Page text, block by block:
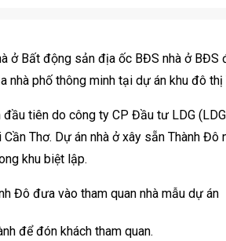
ở Bất động sản địa ốc BĐS nhà ở BĐS
nhà phố thông minh tại dự án khu đô thị
tiên do công ty CP Đầu tư LDG
Thơ. Dự án nhà ở xây sẵn Thành Đô
khu biệt lập.
để đón khách tham quan.